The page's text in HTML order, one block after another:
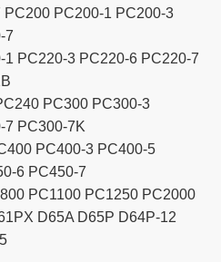
PC200-1 PC200-3
7
PC220-3 PC220-6 PC220-7
PC300 PC300-3
7 PC300-7K
PC400-3 PC400-5
6 PC450-7
PC1100 PC1250 PC2000
D65A D65P D64P-12